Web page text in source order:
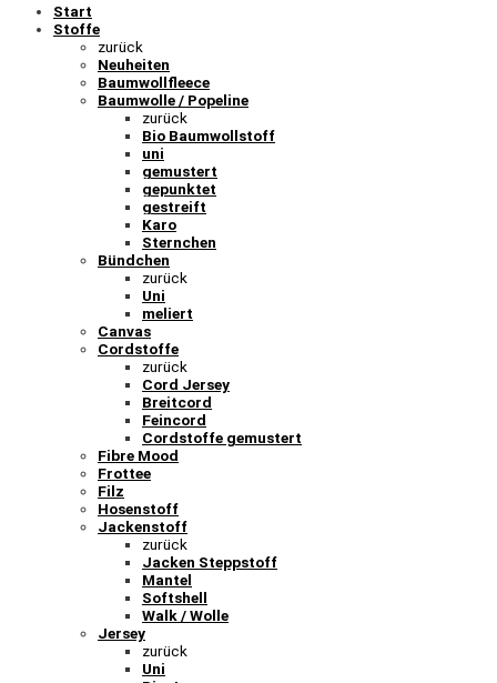
Start
Stoffe
zurück
Neuheiten
Baumwollfleece
Baumwolle / Popeline
zurück
Bio Baumwollstoff
uni
gemustert
gepunktet
gestreift
Karo
Sternchen
Bündchen
zurück
Uni
meliert
Canvas
Cordstoffe
zurück
Cord Jersey
Breitcord
Feincord
Cordstoffe gemustert
Fibre Mood
Frottee
Filz
Hosenstoff
Jackenstoff
zurück
Jacken Steppstoff
Mantel
Softshell
Walk / Wolle
Jersey
zurück
Uni